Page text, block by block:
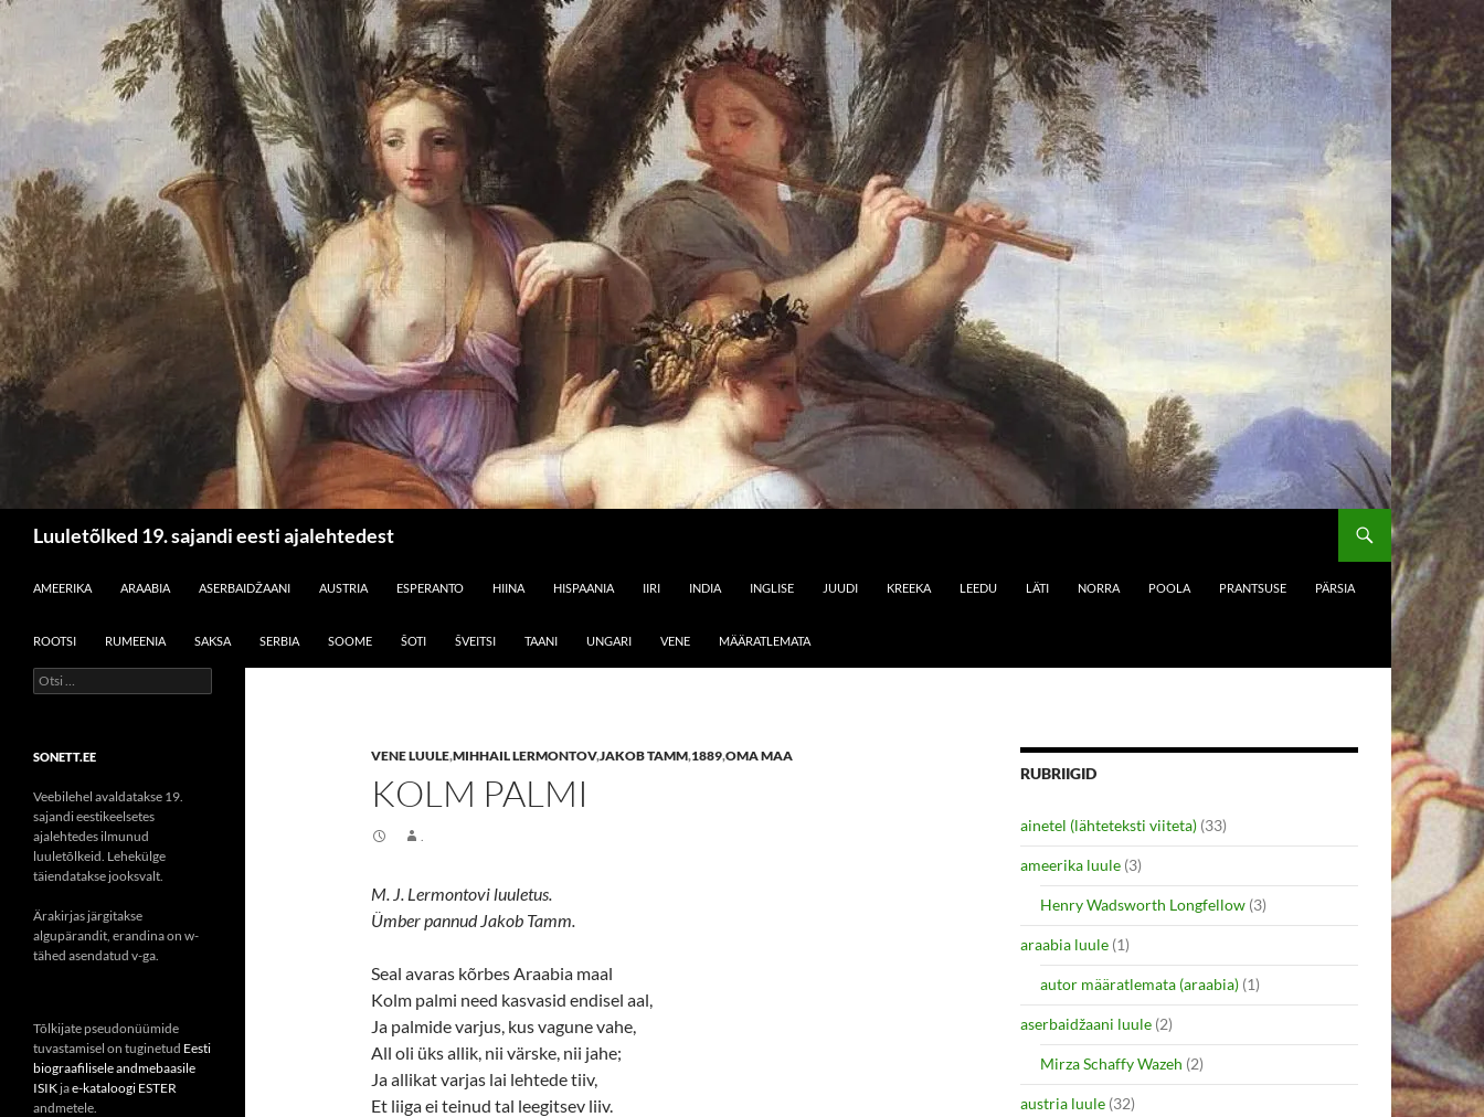
Luuletõlked 19. sajandi eesti ajalehtedest
AMEERIKA
ARAABIA ASERBAIDŽAANI AUSTRIA ESPERANTO HIINA HISPAANIA IIRI INDIA INGLISE JUUDI KREEKA LEEDU LÄTI NORRA POOLA PRANTSUSE PÄRSIA
ROOTSI RUMEENIA SAKSA SERBIA SOOME ŠOTI ŠVEITSI TAANI UNGARI VENE MÄÄRATLEMATA
VENE LUULE,MIHHAIL LERMONTOV,JAKOB TAMM,1889,OMA MAA
KOLM PALMI
.
M. J. Lermontovi luuletus.
Ümber pannud Jakob Tamm.
Seal avaras kõrbes Araabia maal
Kolm palmi need kasvasid endisel aal,
Ja palmide varjus, kus vagune vahe,
All oli üks allik, nii värske, nii jahe;
Ja allikat varjas lai lehtede tiiv,
Et liiga ei teinud tal leegitsev liiv.
RUBRIIGID
ainetel (lähteteksti viiteta) (33)
ameerika luule (3)
Henry Wadsworth Longfellow (3)
araabia luule (1)
autor määratlemata (araabia) (1)
aserbaidžaani luule (2)
Mirza Schaffy Wazeh (2)
austria luule (32)
Otsi:
SONETT.EE
Veebilehel avaldatakse 19.
sajandi eestikeelsetes
ajalehtedes ilmunud
luuletõlkeid. Lehekülge
täiendatakse jooksvalt.
Ärakirjas järgitakse
algupärandit, erandina on w-
tähed asendatud v-ga.
Tõlkijate pseudonüümide
tuvastamisel on tuginetud Eesti
biograafilisele andmebaasile
ISIK jae-kataloogi ESTER
andmetele.